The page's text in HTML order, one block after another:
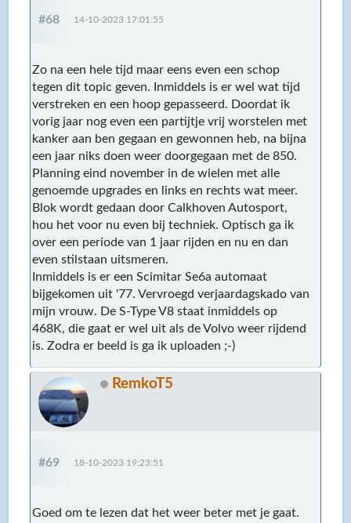
#68 14-10-2023 17:01:55
Zo na een hele tijd maar eens even een schop
tegen dit topic geven. Inmiddels is er wel wat tijd
verstreken en een hoop gepasseerd. Doordat ik
vorig jaar nog even een partijtje vrij worstelen met
kanker aan ben gegaan en gewonnen heb, na bijna
een jaar niks doen weer doorgegaan met de 850.
Planning eind november in de wielen met alle
genoemde upgrades en links en rechts wat meer.
Blok wordt gedaan door Calkhoven Autosport,
hou het voor nu even bij techniek. Optisch ga ik
over een periode van 1 jaar rijden en nu en dan
even stilstaan uitsmeren.
Inmiddels is er een Scimitar Se6a automaat
bijgekomen uit '77. Vervroegd verjaardagskado van
mijn vrouw. De S-Type V8 staat inmiddels op
468K, die gaat er wel uit als de Volvo weer rijdend
is. Zodra er beeld is ga ik uploaden ;-)
RemkoT5
#69 18-10-2023 19:23:51
Goed om te lezen dat het weer beter met je gaat.